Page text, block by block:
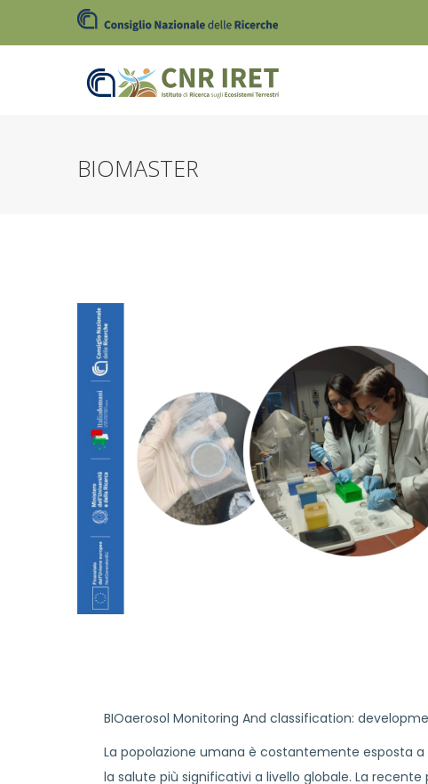
BIOMASTER
BIOaerosol Monitoring And classification:
La popolazione umana è costantemente esposta
la salute più significativi a livello globale. La